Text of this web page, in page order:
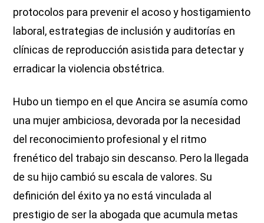
protocolos para prevenir el acoso y hostigamiento
laboral, estrategias de inclusión y auditorías en
clínicas de reproducción asistida para detectar y
erradicar la violencia obstétrica.
Hubo un tiempo en el que Ancira se asumía como
una mujer ambiciosa, devorada por la necesidad
del reconocimiento profesional y el ritmo
frenético del trabajo sin descanso. Pero la llegada
de su hijo cambió su escala de valores. Su
definición del éxito ya no está vinculada al
prestigio de ser la abogada que acumula metas